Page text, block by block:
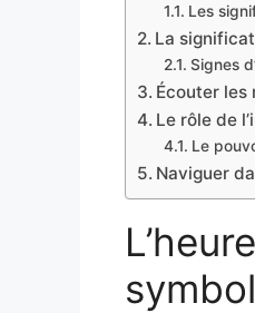
Les
La
Signes
Écouter les
Le rôle de
Le
Naviguer